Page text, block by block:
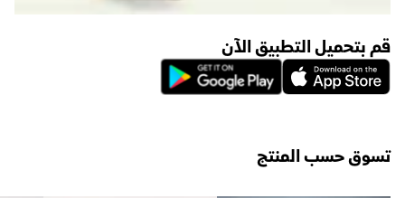
قم بتحميل التطبيق الآن
تسوق حسب المنتج